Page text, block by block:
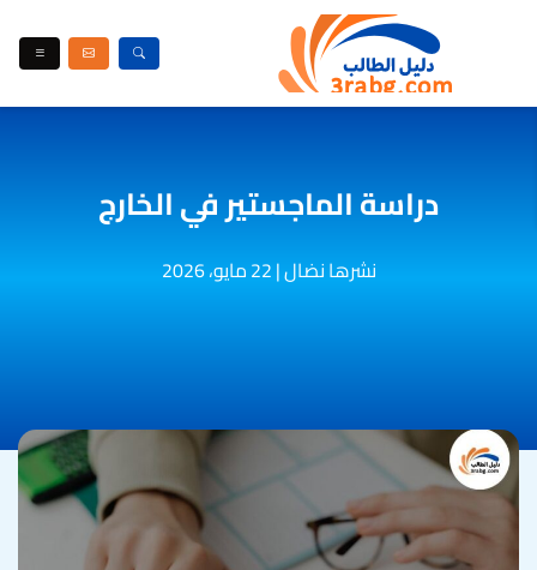
دراسة الماجستير في الخارج
نشرها نضال|22 مايو، 2026